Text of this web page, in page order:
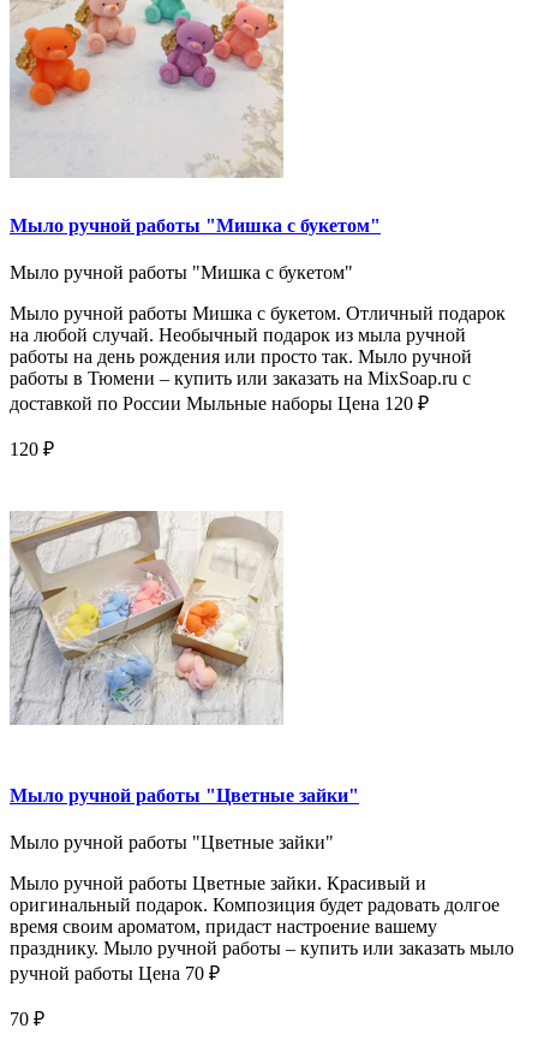
Мыло ручной работы "Мишка с букетом"
Мыло ручной работы "Мишка с букетом"
Мыло ручной работы Мишка с букетом. Отличный подарок
на любой случай. Необычный подарок из мыла ручной
работы на день рождения или просто так. Мыло ручной
работы в Тюмени – купить или заказать на MixSoap.ru с
доставкой по России Мыльные наборы Цена 120 ₽
120 ₽
Мыло ручной работы "Цветные зайки"
Мыло ручной работы "Цветные зайки"
Мыло ручной работы Цветные зайки. Красивый и
оригинальный подарок. Композиция будет радовать долгое
время своим ароматом, придаст настроение вашему
празднику. Мыло ручной работы – купить или заказать мыло
ручной работы Цена 70 ₽
70 ₽